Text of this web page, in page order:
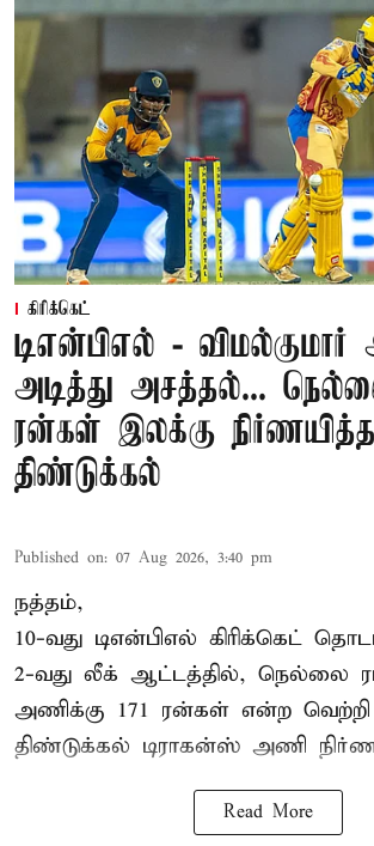
கிரிக்கெட்
டிஎன்பிஎல் -
அடித்து அசத்தல்...
ரன்கள் இலக்கு நிர்ணயித்த
திண்டுக்கல்
Published on: 07 Aug 2026, 3:40 pm
நத்தம்,
10-வது டிஎன்பிஎல் கிரிக்கெட்
2-வது லீக் ஆட்டத்தில், நெல்லை
அணிக்கு 171 ரன்கள் என்ற
திண்டுக்கல் டிராகன்ஸ் அணி
Read More